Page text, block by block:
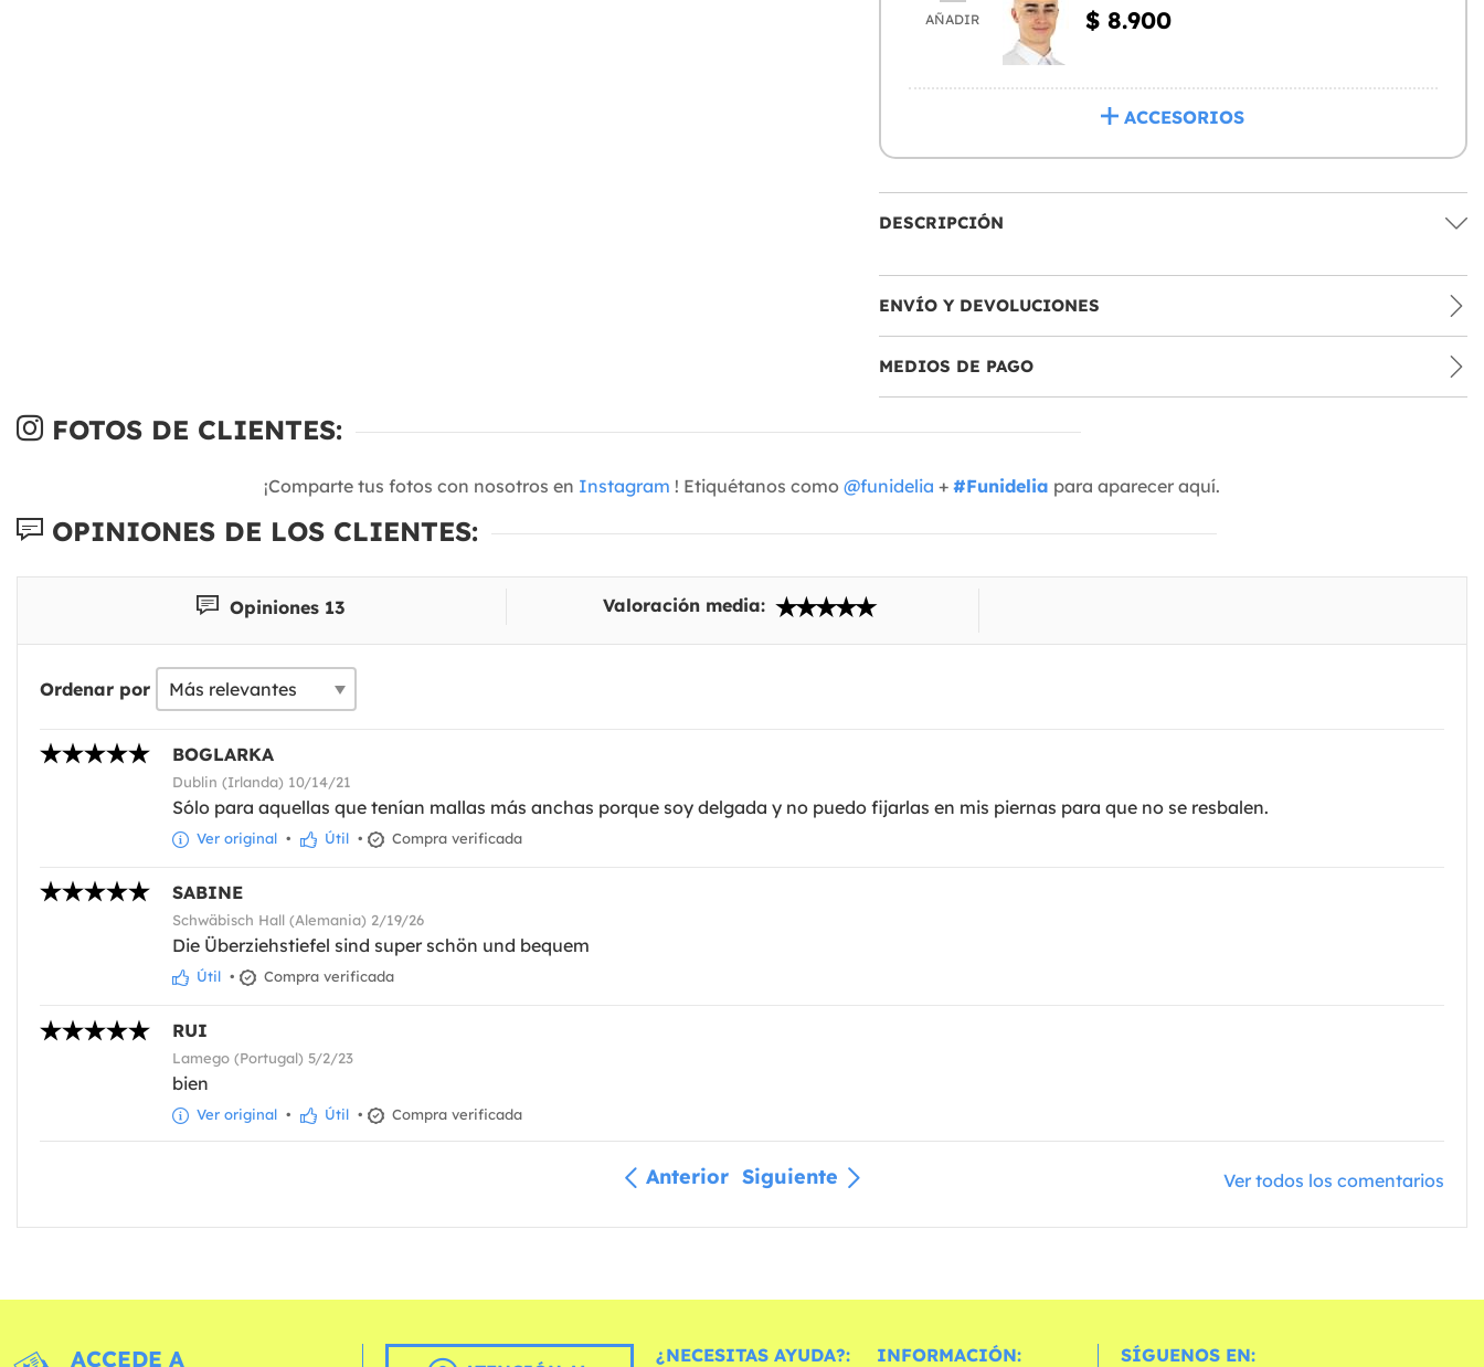
AÑADIR $ 8.900
ACCESORIOS
DESCRIPCIÓN
ENVÍO Y DEVOLUCIONES
MEDIOS DE PAGO
FOTOS DE CLIENTES:
¡Comparte tus fotos con nosotros en Instagram ! Etiquétanos como @funidelia + #Funidelia para aparecer aquí.
OPINIONES DE LOS CLIENTES:
Opiniones 13 Valoración media:
Ordenar por
BOGLARKA
Dublin (Irlanda) 10/14/21
Sólo para aquellas que tenían mallas más anchas porque soy delgada y no puedo fijarlas en mis piernas para que no se resbalen.
Ver original • Útil • Compra verificada
SABINE
Schwäbisch Hall (Alemania) 2/19/26
Die Überziehstiefel sind super schön und bequem
Útil • Compra verificada
RUI
Lamego (Portugal) 5/2/23
bien
Ver original • Útil • Compra verificada
Anterior Siguiente Ver todos los comentarios
ACCEDE A ¿NECESITAS AYUDA?: INFORMACIÓN: SÍGUENOS EN: